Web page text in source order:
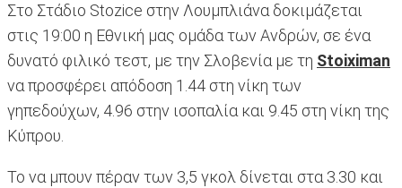
Στο Στάδιο Stozice στην Λουμπλιάνα δοκιμάζεται
στις 19:00 η Εθνική μας ομάδα των Ανδρών, σε ένα
δυνατό φιλικό τεστ, με την Σλοβενία με τη Stoiximan
να προσφέρει απόδοση 1.44 στη νίκη των
γηπεδούχων, 4.96 στην ισοπαλία και 9.45 στη νίκη της
Κύπρου.
Το να μπουν πέραν των 3,5 γκολ δίνεται στα 3.30 και